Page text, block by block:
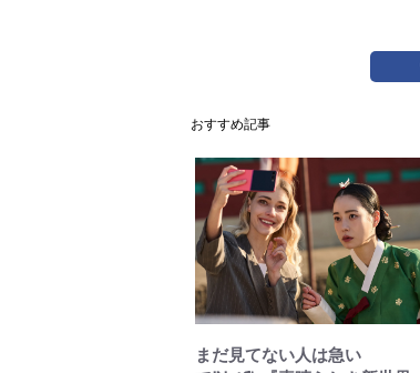
おすすめ記事
まだ見てない人は急い